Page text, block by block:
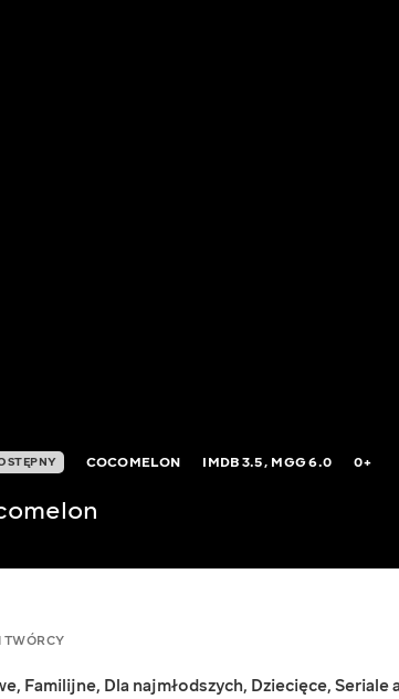
COCOMELON IMDB3.5, MGG6.0 0+
TWÓRCY
, Familijne, Dla najmłodszych, Dziecięce, Seriale